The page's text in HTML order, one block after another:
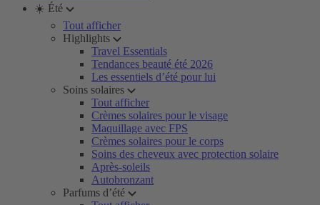
☀️ Été
Tout afficher
Highlights
Travel Essentials
Tendances beauté été 2026
Les essentiels d’été pour lui
Soins solaires
Tout afficher
Crèmes solaires pour le visage
Maquillage avec FPS
Crèmes solaires pour le corps
Soins des cheveux avec protection solaire
Après-soleils
Autobronzant
Parfums d’été